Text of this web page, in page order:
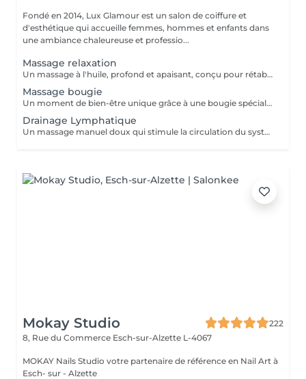
Fondé en 2014, Lux Glamour est un salon de coiffure et
d'esthétique qui accueille femmes, hommes et enfants dans
une ambiance chaleureuse et professio...
Massage relaxation
Un massage à l'huile, profond et apaisant, conçu pour rétablir l'équilibre entre le corps et l'esprit. Il aide à réduire l'anxiété, soulager les tensions et les douleurs musculaires, tout en procurant une profonde sensation de bien-être. Un véritable moment de lâcher-prise pour retrouver calme, sérénité et énergie intérieure.
Massage bougie
Un moment de bien-être unique grâce à une bougie spécialement conçue pour la massage, dont la cire fond en une huile tiède et soyeuse. Ce massage procure une chaleur douce et enveloppante qui apaise les tensions, calme l'anxiété et aide à lutter contre la fatigue. Parfait pour les personnes stressées ou en quête de relaxation profonde.
Drainage Lymphatique
Un massage manuel doux qui stimule la circulation du système lymphatique, favorisant l'élimination des toxines et la réduction des gonflements (lympdèmes) causés par l'accumulation de la lymphe. Idéal pour améliorer la circulation, détoxiquer l'organisme et soulager la sensation de jambes lourdes.
Mokay Studio
222
8, Rue du Commerce Esch-sur-Alzette L-4067
MOKAY Nails Studio votre partenaire de référence en Nail Art à
Esch- sur - Alzette